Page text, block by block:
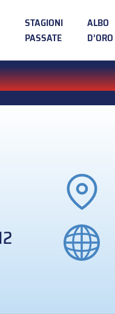
STAGIONI
PASSATE
ALBO
D’ORO